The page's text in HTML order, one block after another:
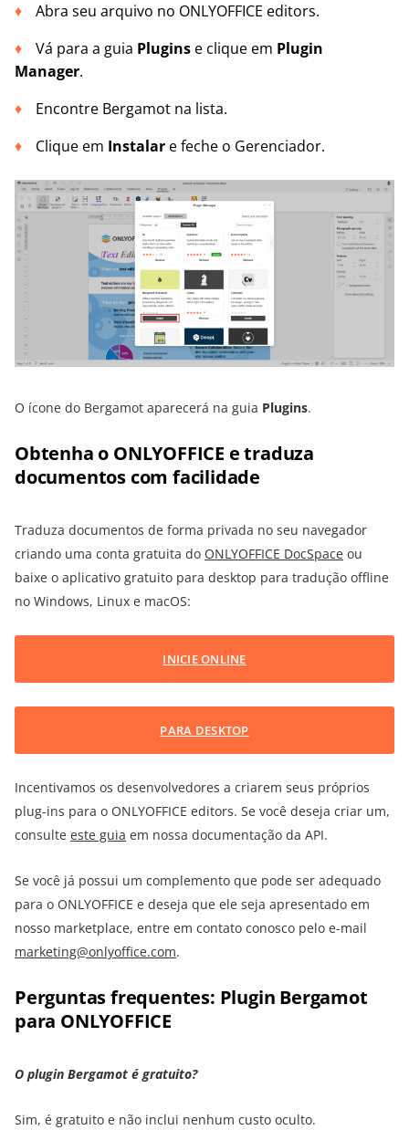
Abra seu arquivo no ONLYOFFICE editors.
Vá para a guia Plugins e clique em Plugin
Manager.
Encontre Bergamot na lista.
Clique em Instalar e feche o Gerenciador.
O ícone do Bergamot aparecerá na guia Plugins.
Obtenha o ONLYOFFICE e traduza
documentos com facilidade
Traduza documentos de forma privada no seu navegador
criando uma conta gratuita do ONLYOFFICE DocSpace ou
baixe o aplicativo gratuito para desktop para tradução offline
no Windows, Linux e macOS:
INICIE ONLINE
PARA DESKTOP
Incentivamos os desenvolvedores a criarem seus próprios
plug-ins para o ONLYOFFICE editors. Se você deseja criar um,
consulte este guia em nossa documentação da API.
Se você já possui um complemento que pode ser adequado
para o ONLYOFFICE e deseja que ele seja apresentado em
nosso marketplace, entre em contato conosco pelo e-mail
marketing@onlyoffice.com.
Perguntas frequentes: Plugin Bergamot
para ONLYOFFICE
O plugin Bergamot é gratuito?
Sim, é gratuito e não inclui nenhum custo oculto.